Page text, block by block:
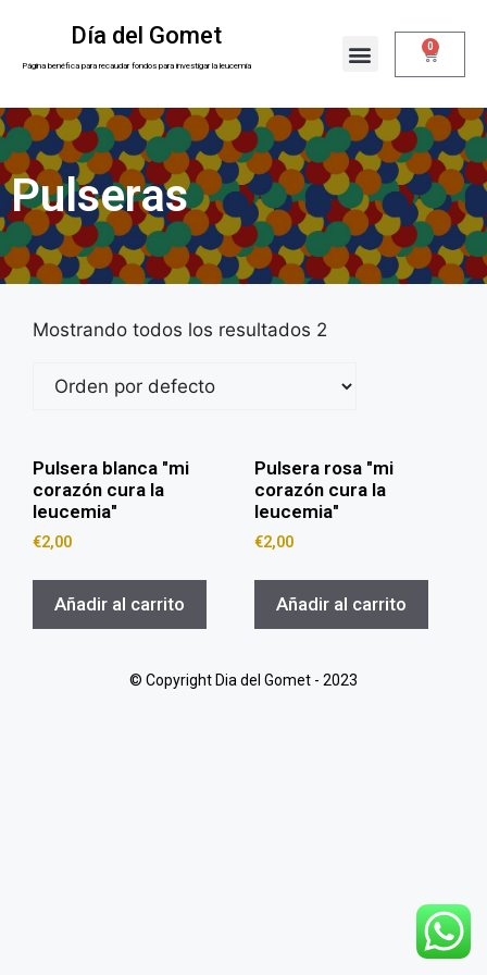
Día del Gomet
Página benéfica para recaudar fondos para investigar la leucemia
0
Pulseras
Mostrando todos los resultados 2
Pulsera blanca "mi
corazón cura la
leucemia"
€2,00
Añadir al carrito
Pulsera rosa "mi
corazón cura la
leucemia"
€2,00
Añadir al carrito
© Copyright Dia del Gomet - 2023